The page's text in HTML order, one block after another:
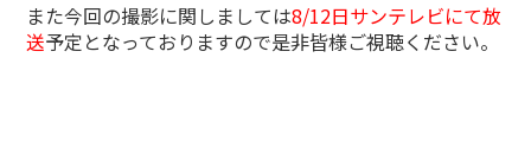
また今回の撮影に関しましては8/12日サンテレビにて放
送予定となっておりますので是非皆様ご視聴ください。